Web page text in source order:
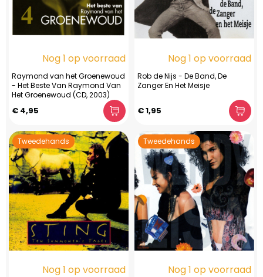
Nog 1 op voorraad
Raymond van het Groenewoud
- Het Beste Van Raymond Van
Het Groenewoud (CD, 2003)
€ 4,95
Nog 1 op voorraad
Rob de Nijs - De Band, De
Zanger En Het Meisje
€ 1,95
Tweedehands
Nog 1 op voorraad
Tweedehands
Nog 1 op voorraad